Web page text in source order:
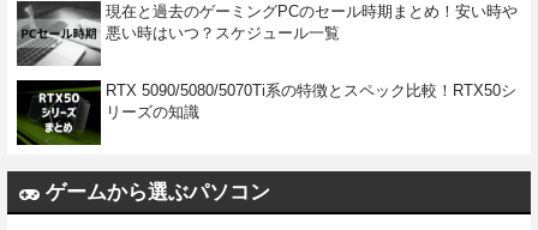
現在と過去のゲーミングPCのセール時期まとめ！安い時や
悪い時はいつ？スケジュール一覧
RTX 5090/5080/5070Ti系の特徴とスペック比較！RTX50シ
リーズの知識
ゲームから選ぶパソコン